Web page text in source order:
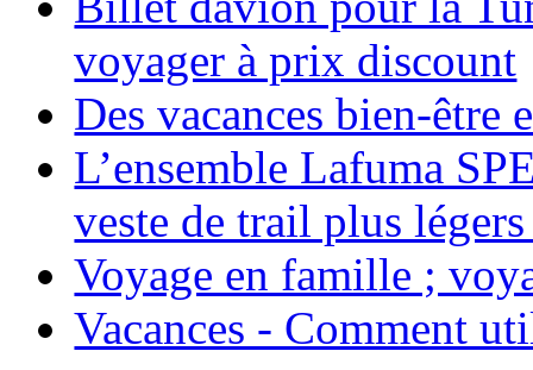
voyager à prix discount
Des vacances bien-être
L’ensemble Lafuma
veste de trail plus
Voyage en famille ;
Vacances - Comment